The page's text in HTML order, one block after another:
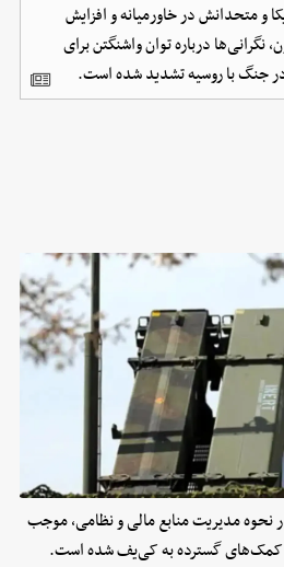
و متحدانش در خاورمیانه و افزایش
درباره توان واشنگتن برای
در جنگ با روسیه تشدید شده است.
نحوه مدیریت منابع مالی و نظامی، موجب
کمک‌های گسترده به کی‌یف شده است.